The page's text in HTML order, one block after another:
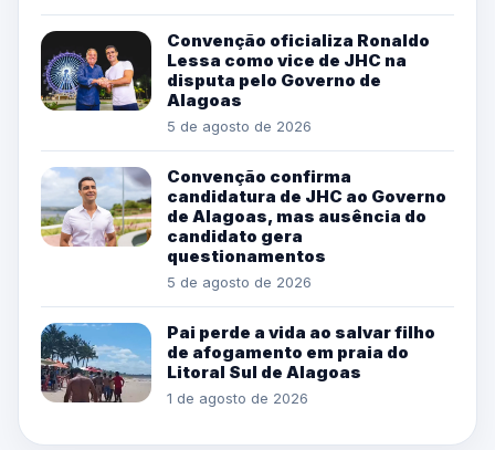
Convenção oficializa Ronaldo
Lessa como vice de JHC na
disputa pelo Governo de
Alagoas
5 de agosto de 2026
Convenção confirma
candidatura de JHC ao Governo
de Alagoas, mas ausência do
candidato gera
questionamentos
5 de agosto de 2026
Pai perde a vida ao salvar filho
de afogamento em praia do
Litoral Sul de Alagoas
1 de agosto de 2026